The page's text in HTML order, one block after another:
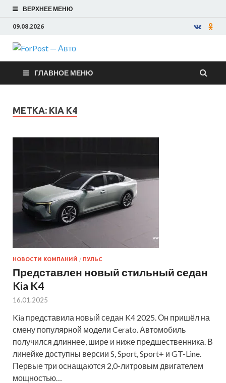
ВЕРХНЕЕ МЕНЮ
09.08.2026
ForPost —
Авто
ГЛАВНОЕ МЕНЮ
МЕТКА: KIA K4
НОВОСТИ КОМПАНИЙ / ПУЛЬС
Представлен новый стильный седан
Kia K4
16.01.2025
Kia представила новый седан K4 2025. Он пришёл на
смену популярной модели Cerato. Автомобиль
получился длиннее, шире и ниже предшественника. В
линейке доступны версии S, Sport, Sport+ и GT-Line.
Первые три оснащаются 2,0-литровым двигателем
мощностью…